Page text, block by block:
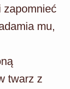
zapomnieć
mu,
twarz z